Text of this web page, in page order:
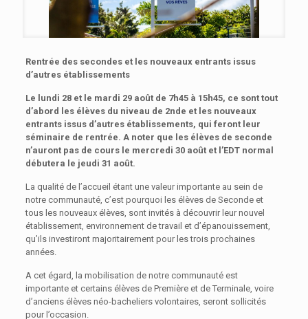
Rentrée des secondes et les nouveaux entrants issus
d’autres établissements
Le lundi 28 et le mardi 29 août de 7h45 à 15h45, ce sont tout
d’abord les élèves du niveau de 2nde et les nouveaux
entrants issus d’autres établissements, qui feront leur
séminaire de rentrée. A noter que les élèves de seconde
n’auront pas de cours le mercredi 30 août et l’EDT normal
débutera le jeudi 31 août.
La qualité de l’accueil étant une valeur importante au sein de
notre communauté, c’est pourquoi les élèves de Seconde et
tous les nouveaux élèves, sont invités à découvrir leur nouvel
établissement, environnement de travail et d’épanouissement,
qu’ils investiront majoritairement pour les trois prochaines
années.
A cet égard, la mobilisation de notre communauté est
importante et certains élèves de Première et de Terminale, voire
d’anciens élèves néo-bacheliers volontaires, seront sollicités
pour l’occasion.